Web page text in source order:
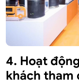
4. Hoạt
khách tham